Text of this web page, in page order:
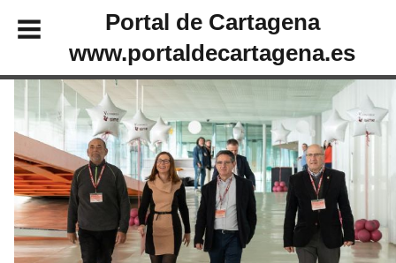
Portal de Cartagena
www.portaldecartagena.es